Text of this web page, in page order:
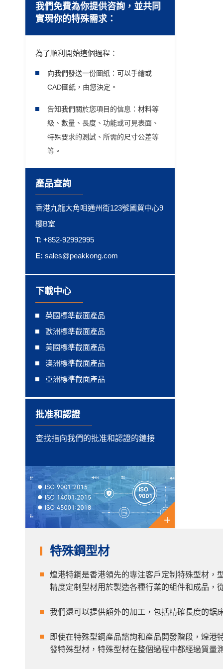
我們免費為你提供咨詢，並共同
實現你的特殊需求：
為了順利開始這個過程：
向我們發送一份圖紙：可以手繪或
CAD圖紙，由您決定。
告知我們關於您項目的信息：材料等
級、數量、長度、功能或可見表面、
特殊要求的測試、所需的尺寸公差等
等。
產品查詢
香港九龍大角咀通州街123號國貿中心9
樓B室
T: +852-92992995
E: sales@peakkong.com
下載中心
英國標準截面產品
歐洲標準截面產品
美國標準截面產品
澳洲標準截面產品
亞洲標準截面產品
批准和認證
查找指向我們的批准和認證的鏈接
+
特殊鋼型材
煌港特鋼是香港領先的專注客戶定制特殊型材，
精度定制型材用於製造各種行業的組件和成品，
我們還可以提供額外的加工，包括精確長度的鋸
即使在特殊型鋼產品諮詢和產品開發階段，煌
發特殊型材，特殊型材在整個過程中都經過質量